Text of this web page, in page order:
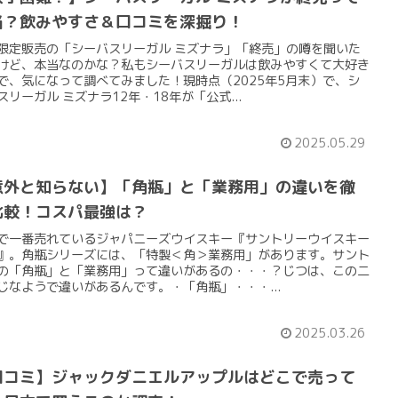
飲みやすさ＆口コミを深掘り！
定販売の「シーバスリーガル ミズナラ」「終売」の噂を聞いた
ど、本当なのかな？私もシーバスリーガルは飲みやすくて大好き
、気になって調べてみました！現時点（2025年5月末）で、シ
リーガル ミズナラ12年・18年が「公式...
2025.05.29
と知らない】「角瓶」と「業務用」の違いを徹
！コスパ最強は？
一番売れているジャパニーズウイスキー『サントリーウイスキー
。角瓶シリーズには、「特製＜角＞業務用」があります。サント
「角瓶」と「業務用」って違いがあるの・・・？じつは、この二
なようで違いがあるんです。・「角瓶」・・・...
2025.03.26
ミ】ジャックダニエルアップルはどこで売って